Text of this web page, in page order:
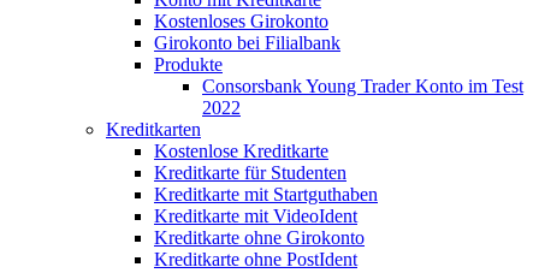
Kostenloses Girokonto
Girokonto bei Filialbank
Produkte
Consorsbank Young Trader Konto im Test
2022
Kreditkarten
Kostenlose Kreditkarte
Kreditkarte für Studenten
Kreditkarte mit Startguthaben
Kreditkarte mit VideoIdent
Kreditkarte ohne Girokonto
Kreditkarte ohne PostIdent